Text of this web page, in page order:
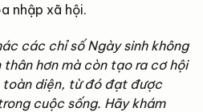
nhập xã hội.
các chỉ số Ngày sinh không
thân hơn mà còn tạo ra cơ hội
diện, từ đó đạt được
cuộc sống. Hãy khám